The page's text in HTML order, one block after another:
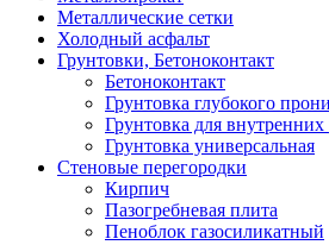
Металлические сетки
Холодный асфальт
Грунтовки, Бетоноконтакт
Бетоноконтакт
Грунтовка глубокого
Грунтовка для внутренних
Грунтовка универсальная
Стеновые перегородки
Кирпич
Пазогребневая плита
Пеноблок газосиликатный